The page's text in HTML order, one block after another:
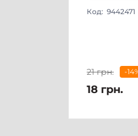
Код: 9442471
21 грн. -
18 грн.